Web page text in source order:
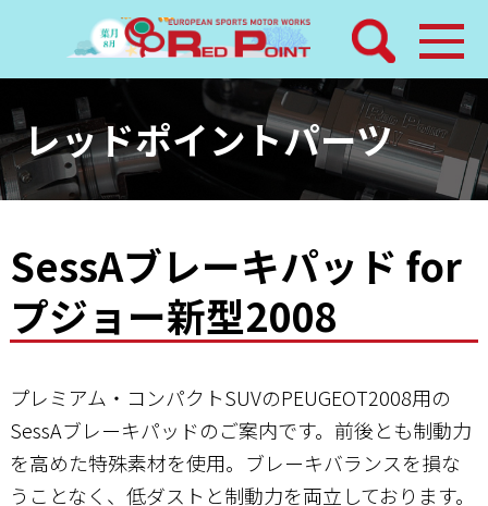
検索
ホーム
トピックス
レッドポイントパーツ
店舗案内
工場通信
レッドポイントパーツ
SessAブレーキパッド for
プジョー新型2008
プレミアム・コンパクトSUVのPEUGEOT2008用の
SessAブレーキパッドのご案内です。前後とも制動力
を高めた特殊素材を使用。ブレーキバランスを損な
うことなく、低ダストと制動力を両立しております。